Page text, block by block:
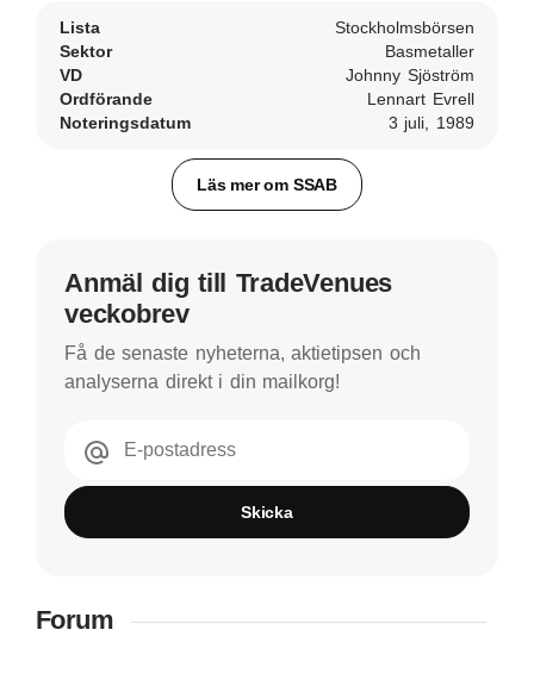
Lista
Stockholmsbörsen
Sektor
Basmetaller
VD
Johnny Sjöström
Ordförande
Lennart Evrell
Noteringsdatum
3 juli, 1989
Läs mer om SSAB
Anmäl dig till TradeVenues
veckobrev
Få de senaste nyheterna, aktietipsen och
analyserna direkt i din mailkorg!
E-postadress
Skicka
Forum